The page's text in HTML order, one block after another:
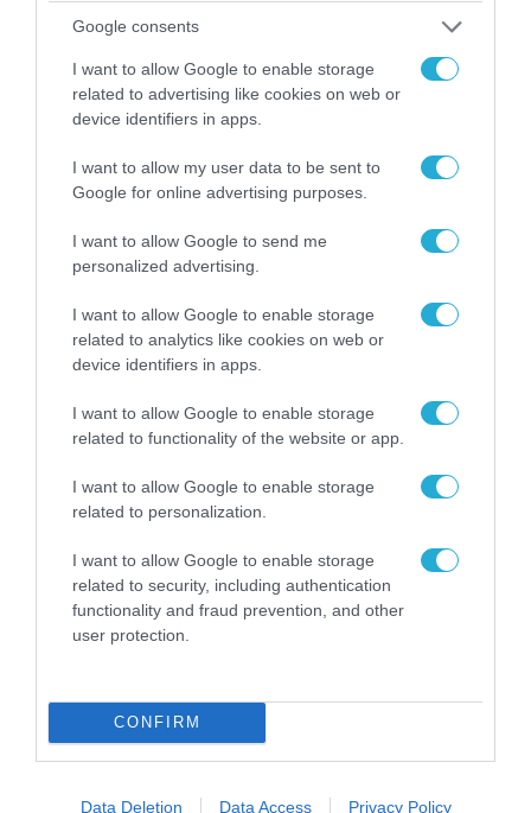
Google consents
I want to allow Google to enable storage
related to advertising like cookies on web or
device identifiers in apps.
I want to allow my user data to be sent to
Google for online advertising purposes.
I want to allow Google to send me
personalized advertising.
I want to allow Google to enable storage
related to analytics like cookies on web or
device identifiers in apps.
I want to allow Google to enable storage
related to functionality of the website or app.
I want to allow Google to enable storage
related to personalization.
I want to allow Google to enable storage
related to security, including authentication
functionality and fraud prevention, and other
user protection.
CONFIRM
Data Deletion Data Access Privacy Policy
«Η απόλυτη τραγωδία»: Η «αιχμηρή» ανάρτηση
του Αρκά για τα τατουάζ (φωτο)
Ο Γιάννης Αλαφούζος «τέλειωσε» τον
Κωνσταντίνο Ζούλα από τον ΣΚΑΪ – Ο λόγος της
06.08.2026 | 14:02